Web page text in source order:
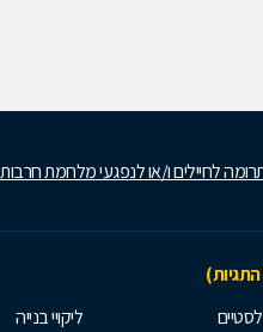
לחיילים ו/או לנפגעי מלחמת
ליקויי בנייה